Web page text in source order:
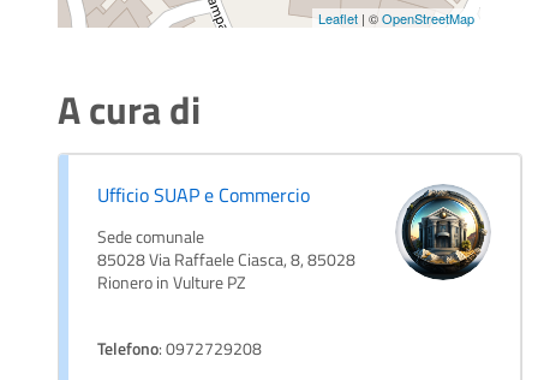
Leaflet | ©OpenStreetMap
A cura di
Ufficio SUAP e Commercio
Sede comunale
85028 Via Raffaele Ciasca, 8, 85028
Rionero in Vulture PZ
Telefono: 0972729208